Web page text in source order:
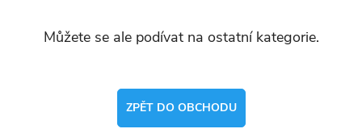
Můžete se ale podívat na ostatní kategorie.
ZPĚT DO OBCHODU